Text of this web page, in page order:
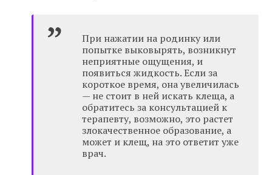
При нажатии на родинку или
попытке выковырять, возникнут
неприятные ощущения, и
появиться жидкость. Если за
короткое время, она увеличилась
— не стоит в ней искать клеща, а
обратитесь за консультацией к
терапевту, возможно, это растет
злокачественное образование, а
может и клещ, на это ответит уже
врач.